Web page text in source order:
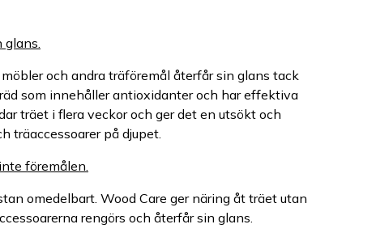
glans.
och andra träföremål återfår sin glans tack
som innehåller antioxidanter och har effektiva
träet i flera veckor och ger det en utsökt och
träaccessoarer på djupet.
föremålen.
omedelbart. Wood Care ger näring åt träet utan
rengörs och återfår sin glans.